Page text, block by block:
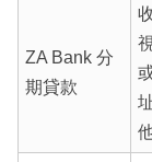
ZA Bank 分
期貸款